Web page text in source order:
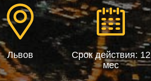
Львов
Срок действия: 12
мес